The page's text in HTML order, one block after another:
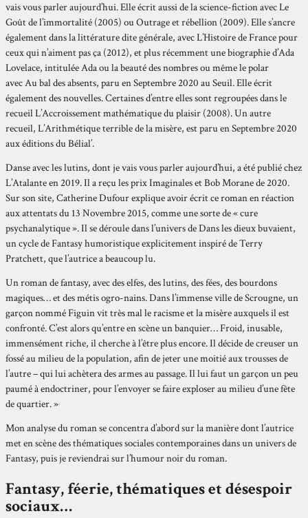
vais vous parler aujourd’hui. Elle écrit aussi de la science-fiction avec Le
Goût de l’immortalité (2005) ou Outrage et rébellion (2009). Elle s’ancre
également dans la littérature dite générale, avec L’Histoire de France pour
ceux qui n’aiment pas ça (2012), et plus récemment une biographie d’Ada
Lovelace, intitulée Ada ou la beauté des nombres ou même le polar
avec Au bal des absents, paru en Septembre 2020 au Seuil. Elle écrit
également des nouvelles. Certaines d’entre elles sont regroupées dans le
recueil L’Accroissement mathématique du plaisir (2008). Un autre
recueil, L’Arithmétique terrible de la misère, est paru en Septembre 2020
aux éditions du Bélial’.
Danse avec les lutins, dont je vais vous parler aujourd’hui, a été publié chez
L’Atalante en 2019. Il a reçu les prix Imaginales et Bob Morane de 2020.
Sur son site, Catherine Dufour explique avoir écrit ce roman en réaction
aux attentats du 13 Novembre 2015, comme une sorte de « cure
psychanalytique ». Il se déroule dans l’univers de Dans les dieux buvaient,
un cycle de Fantasy humoristique explicitement inspiré de Terry
Pratchett, que l’autrice a beaucoup lu.
Un roman de fantasy, avec des elfes, des lutins, des fées, des bourdons
magiques… et des métis ogro-nains. Dans l’immense ville de Scrougne, un
garçon nommé Figuin vit très mal le racisme et la misère auxquels il est
confronté. C’est alors qu’entre en scène un banquier… Froid, inusable,
immensément riche, il cherche à l’être plus encore. Il décide de creuser un
fossé au milieu de la population, afin de jeter une moitié aux trousses de
l’autre – qui lui achètera des armes au passage. Il lui faut un garçon un peu
paumé à endoctriner, pour l’envoyer se faire exploser au milieu d’une fête
de quartier. »
Mon analyse du roman se concentra d’abord sur la manière dont l’autrice
met en scène des thématiques sociales contemporaines dans un univers de
Fantasy, puis je reviendrai sur l’humour noir du roman.
Fantasy, féerie, thématiques et désespoir
sociaux…